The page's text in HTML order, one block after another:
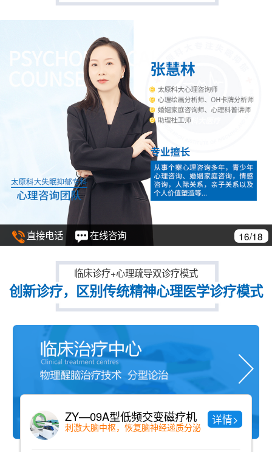
直接电话 在线咨询 17/18
临床诊疗+心理疏导双诊疗模式
创新诊疗，区别传统精神心理医学诊疗模式
中药药浴
纯中药配方、老少咸宜
详情>